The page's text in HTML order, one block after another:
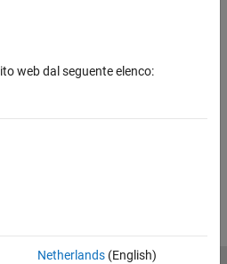
web dal seguente elenco:
Netherlands(English)